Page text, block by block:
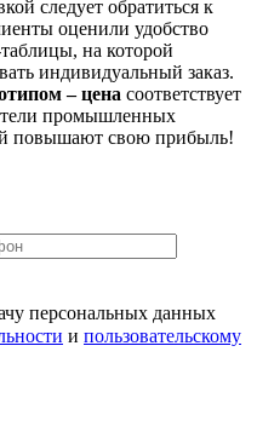
следует обратиться к
оценили удобство
на которой
индивидуальный заказ.
– цена соответствует
промышленных
повышают свою прибыль!
персональных данных
и пользовательскому